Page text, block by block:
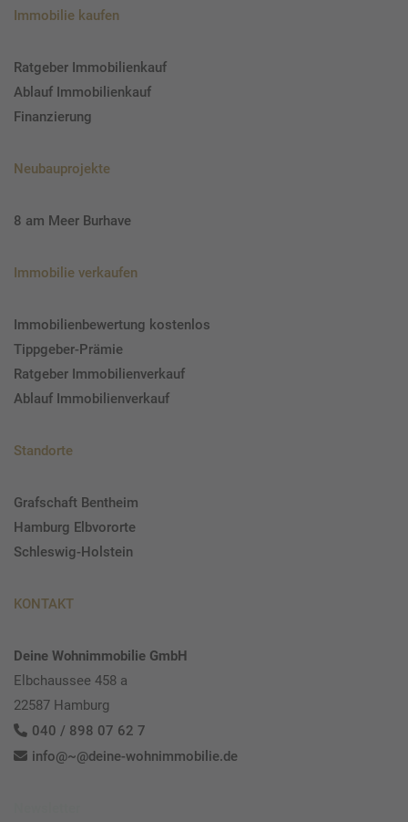
Immobilie kaufen
Ratgeber Immobilienkauf
Ablauf Immobilienkauf
Finanzierung
Neubauprojekte
8 am Meer Burhave
Immobilie verkaufen
Immobilienbewertung kostenlos
Tippgeber-Prämie
Ratgeber Immobilienverkauf
Ablauf Immobilienverkauf
Standorte
Grafschaft Bentheim
Hamburg Elbvororte
Schleswig-Holstein
KONTAKT
Deine Wohnimmobilie GmbH
Elbchaussee 458 a
22587 Hamburg
040 / 898 07 62 7
info@~@deine-wohnimmobilie.de